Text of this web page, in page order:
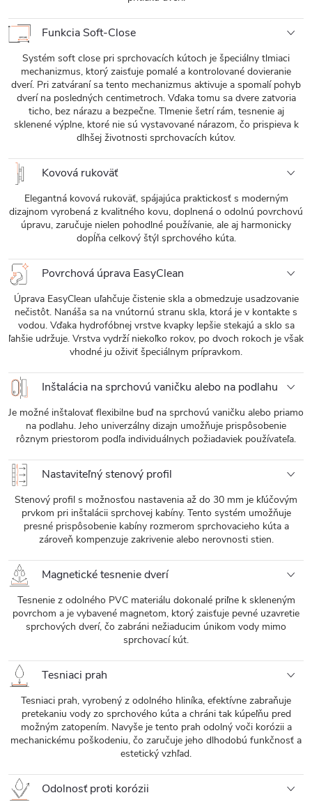
Funkcia Soft-Close
Systém soft close pri sprchovacích kútoch je špeciálny tlmiaci
mechanizmus, ktorý zaisťuje pomalé a kontrolované dovieranie
dverí. Pri zatváraní sa tento mechanizmus aktivuje a spomalí pohyb
dverí na posledných centimetroch. Vďaka tomu sa dvere zatvoria
ticho, bez nárazu a bezpečne. Tlmenie šetrí rám, tesnenie aj
sklenené výplne, ktoré nie sú vystavované nárazom, čo prispieva k
dlhšej životnosti sprchovacích kútov.
Kovová rukoväť
Elegantná kovová rukoväť, spájajúca praktickosť s moderným
dizajnom vyrobená z kvalitného kovu, doplnená o odolnú povrchovú
úpravu, zaručuje nielen pohodlné používanie, ale aj harmonicky
dopĺňa celkový štýl sprchového kúta.
Povrchová úprava EasyClean
Úprava EasyClean uľahčuje čistenie skla a obmedzuje usadzovanie
nečistôt. Nanáša sa na vnútornú stranu skla, ktorá je v kontakte s
vodou. Vďaka hydrofóbnej vrstve kvapky lepšie stekajú a sklo sa
ľahšie udržuje. Vrstva vydrží niekoľko rokov, po dvoch rokoch je však
vhodné ju oživiť špeciálnym prípravkom.
Inštalácia na sprchovú vaničku alebo na podlahu
Je možné inštalovať flexibilne buď na sprchovú vaničku alebo priamo
na podlahu. Jeho univerzálny dizajn umožňuje prispôsobenie
rôznym priestorom podľa individuálnych požiadaviek používateľa.
Nastaviteľný stenový profil
Stenový profil s možnosťou nastavenia až do 30 mm je kľúčovým
prvkom pri inštalácii sprchovej kabíny. Tento systém umožňuje
presné prispôsobenie kabíny rozmerom sprchovacieho kúta a
zároveň kompenzuje zakrivenie alebo nerovnosti stien.
Magnetické tesnenie dverí
Tesnenie z odolného PVC materiálu dokonalé priľne k skleneným
povrchom a je vybavené magnetom, ktorý zaisťuje pevné uzavretie
sprchových dverí, čo zabráni nežiaducim únikom vody mimo
sprchovací kút.
Tesniaci prah
Tesniaci prah, vyrobený z odolného hliníka, efektívne zabraňuje
pretekaniu vody zo sprchového kúta a chráni tak kúpeľňu pred
možným zatopením. Navyše je tento prah odolný voči korózii a
mechanickému poškodeniu, čo zaručuje jeho dlhodobú funkčnosť a
estetický vzhľad.
Odolnosť proti korózii